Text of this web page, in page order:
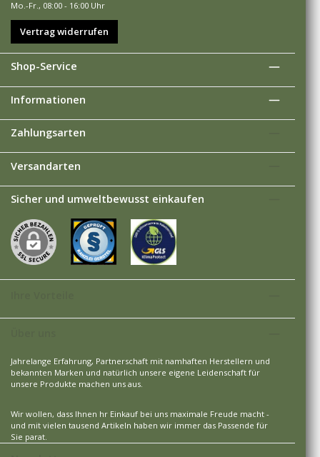
Mo.-Fr., 08:00 - 16:00 Uhr
Vertrag widerrufen
Shop-Service
Informationen
Zahlungsarten
Versandarten
Sicher und umweltbewusst einkaufen
Jahrelange Erfahrung, Partnerschaft mit namhaften Herstellern und
bekannten Marken und natürlich unsere eigene Leidenschaft für
unsere Produkte machen uns aus.
Wir wollen, dass Ihnen hr Einkauf bei uns maximale Freude macht -
und mit vielen tausend Artikeln haben wir immer das Passende für
Sie parat.